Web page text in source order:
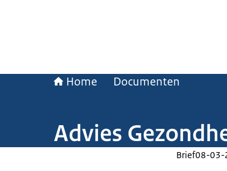
Home Documenten
Advies
Brief08-03-